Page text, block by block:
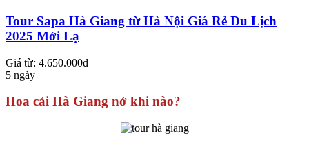
Tour Sapa Hà Giang từ Hà Nội Giá Rẻ Du Lịch
2025 Mới Lạ
Giá từ: 4.650.000đ
5 ngày
Hoa cải Hà Giang nở khi nào?